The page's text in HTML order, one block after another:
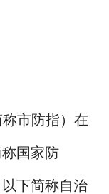
市防指）在
国家防
下简称自治